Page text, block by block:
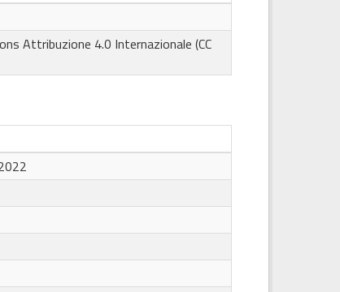
Attribuzione 4.0 Internazionale (CC